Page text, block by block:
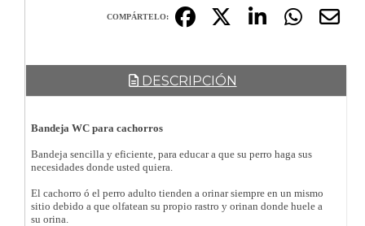
COMPÁRTELO:
DESCRIPCIÓN
Bandeja WC para cachorros
Bandeja sencilla y eficiente, para educar a que su perro haga sus
necesidades donde usted quiera.
El cachorro ó el perro adulto tienden a orinar siempre en un mismo
sitio debido a que olfatean su propio rastro y orinan donde huele a
su orina.